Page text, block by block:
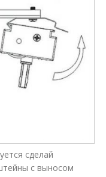
сделай
с выносом